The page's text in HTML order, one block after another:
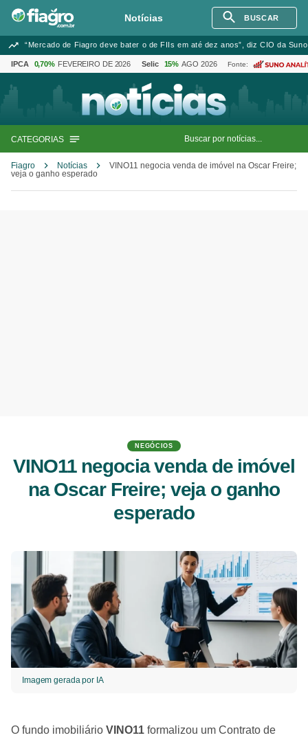
Notícias BUSCAR
“Mercado de Fiagro deve bater o de FIIs em até dez anos”, diz CIO da
IPCA 0,70% FEVEREIRO DE 2026 Selic 15% AGO 2026 Fonte:
CATEGORIAS
Fiagro Notícias
VINO11 negocia venda de imóvel na Oscar Freire;
veja o ganho esperado
NEGÓCIOS
VINO11 negocia venda de imóvel
na Oscar Freire; veja o ganho
esperado
Imagem gerada por IA
O fundo imobiliário VINO11 formalizou um Contrato de